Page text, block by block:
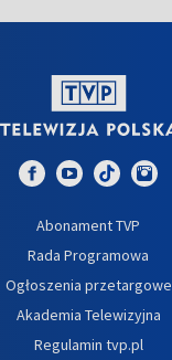
Abonament TVP
Rada Programowa
Ogłoszenia przetargowe
Akademia Telewizyjna
Regulamin tvp.pl